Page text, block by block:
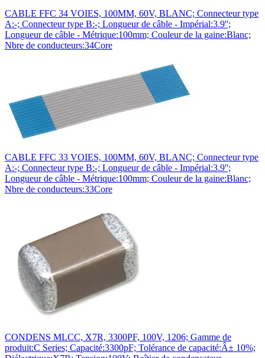
CABLE FFC 34 VOIES, 100MM, 60V, BLANC; Connecteur type
A:-; Connecteur type B:-; Longueur de câble - Impérial:3.9'';
Longueur de câble - Métrique:100mm; Couleur de la gaine:Blanc;
Nbre de conducteurs:34Core
CABLE FFC 33 VOIES, 100MM, 60V, BLANC; Connecteur type
A:-; Connecteur type B:-; Longueur de câble - Impérial:3.9'';
Longueur de câble - Métrique:100mm; Couleur de la gaine:Blanc;
Nbre de conducteurs:33Core
CONDENS MLCC, X7R, 3300PF, 100V, 1206; Gamme de
produit:C Series; Capacité:3300pF; Tolérance de capacité:Â± 10%;